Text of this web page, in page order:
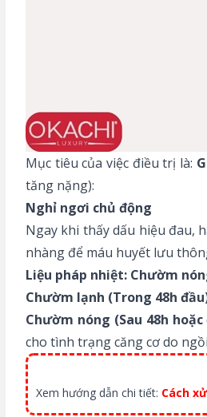
Mục tiêu của việc điều trị là:
tăng nặng):
Nghỉ ngơi chủ động
Ngay khi thấy dấu hiệu đau,
nhàng để máu huyết lưu
Liệu pháp nhiệt: Chườm
Chườm lạnh (Trong 48h
Chườm nóng (Sau 48h
cho tình trạng căng cơ do
Xem hướng dẫn chi tiết: Cách